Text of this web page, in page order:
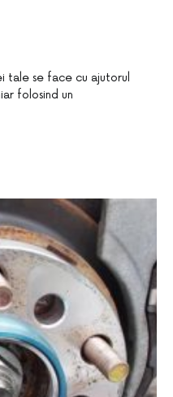
tale se face cu ajutorul
folosind un